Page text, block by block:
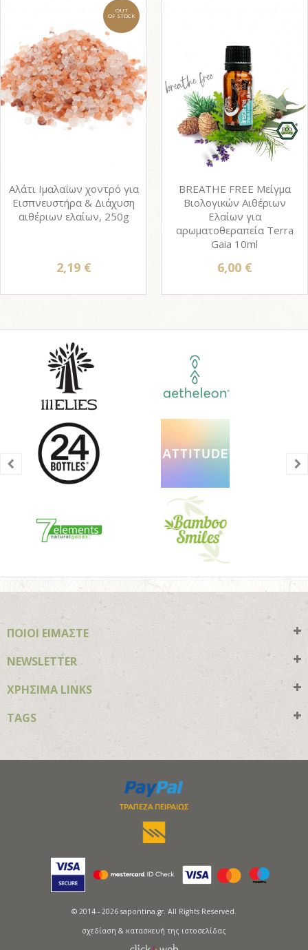
OUT
OF STOCK
Αλάτι Ιμαλαΐων χοντρό για
Εισπνευστήρα & Διάχυση
αιθέριων ελαίων, 250g
2,19 €
BREATHE FREE Μείγμα
Βιολογικών Αιθέριων
Ελαίων για
αρωματοθεραπεία Terra
Gaia 10ml
6,00 €
ΠΟΙΟΙ ΕΙΜΑΣΤΕ
NEWSLETTER
ΧΡΗΣΙΜΑ LINKS
TAGS
© 2014 - 2026 sapontina.gr. All Rights Reserved.
σχεδίαση & κατασκευή της ιστοσελίδας